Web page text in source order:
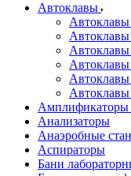
Автоклавы
Автоклавы
Автоклавы
Автоклавы
Автоклавы
Анализаторы
Анаэробные
Аспираторы
Бани